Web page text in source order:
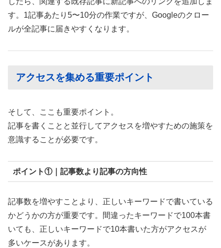
す。1記事あたり5〜10分の作業ですが、Googleのクロー
ルが全記事に届きやすくなります。
アクセスを集める重要ポイント
そして、ここも重要ポイント。
記事を書くことと並行してアクセスを増やすための施策を
意識することが必要です。
ポイント①｜記事数より記事の方向性
記事数を増やすことより、正しいキーワードで書いている
かどうかの方が重要です。間違ったキーワードで100本書
いても、正しいキーワードで10本書いた方がアクセスが
多いケースがあります。